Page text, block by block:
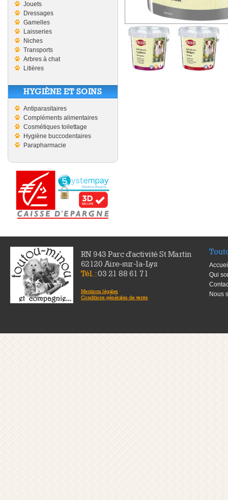
Jouets
Dressages
Gamelles
Laisseries
Niches
Transports
Arbres à chat
Litières
HYGIÈNE ET SOINS
Antiparasitaires
Compléments alimentaires
Cosmétiques toilettage
Hygiène buccodentaires
Parapharmacie
RN 943 Parc d'activité St Martin
62120 Aire-sur-la-Lys
Tél. :03 21 88 61 71
Mentions légales
Conditions générales de vente
Qui
Nous